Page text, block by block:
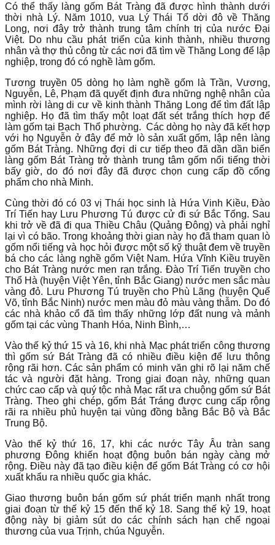
Có thể thấy làng gốm Bát Tràng đã được hình thành dưới
thời nhà Lý. Năm 1010, vua Lý Thái Tổ dời đô về Thăng
Long, nơi đây trở thành trung tâm chính trị của nước Đại
Việt. Do nhu cầu phát triển của kinh thành, nhiều thương
nhân và thợ thủ công từ các nơi đã tìm về Thăng Long để lập
nghiệp, trong đó có nghề làm gốm.
Tương truyền 05 dòng họ làm nghề gốm là Trần, Vương,
Nguyễn, Lê, Phạm đã quyết định đưa những nghệ nhân của
mình rời làng di cư về kinh thành Thăng Long để tìm đất lập
nghiệp. Họ đã tìm thấy một loạt đất sét trắng thích hợp để
làm gốm tại Bạch Thổ phường. Các dòng họ này đã kết hợp
với họ Nguyễn ở đây để mở lò sản xuất gốm, lập nên làng
gốm Bát Tràng. Những đợi di cư tiếp theo đã dần dần biến
làng gốm Bát Tràng trở thành trung tâm gốm nổi tiếng thời
bấy giờ, do đó nơi đây đã được chọn cung cấp đồ cống
phẩm cho nhà Minh.
Cùng thời đó có 03 vị Thái học sinh là Hứa Vinh Kiều, Đào
Trí Tiến hay Lưu Phương Tú được cử đi sứ Bắc Tống. Sau
khi trở về đã đi qua Thiều Châu (Quảng Đông) và phải nghỉ
lại vì có bão. Trong khoảng thời gian này họ đã tham quan lò
gốm nổi tiếng và học hỏi được một số kỹ thuật đem về truyền
bá cho các làng nghề gốm Việt Nam. Hứa Vĩnh Kiều truyền
cho Bát Tràng nước men rạn trắng. Đào Trí Tiến truyền cho
Thổ Hà (huyện Việt Yên, tỉnh Bắc Giang) nước men sắc màu
vàng đỏ. Lưu Phương Tú truyền cho Phù Lãng (huyện Quế
Võ, tỉnh Bắc Ninh) nước men màu đỏ màu vàng thẫm. Do đó
các nhà khảo cổ đã tìm thấy những lớp đất nung và mảnh
gốm tại các vùng Thanh Hóa, Ninh Bình,…
Vào thế kỷ thứ 15 và 16, khi nhà Mạc phát triển công thương
thì gốm sứ Bát Tràng đã có nhiều điều kiện để lưu thông
rộng rãi hơn. Các sản phẩm có minh văn ghi rõ lại năm chế
tác và người đặt hàng. Trong giai đoạn này, những quan
chức cao cấp và quý tộc nhà Mạc rất ưa chuộng gốm sứ Bát
Tràng. Theo ghi chép, gốm Bát Tráng được cung cấp rộng
rãi ra nhiều phủ huyện tại vùng đồng bằng Bắc Bộ và Bắc
Trung Bộ.
Vào thế kỷ thứ 16, 17, khi các nước Tây Âu tràn sang
phương Đông khiến hoạt động buôn bán ngày càng mở
rộng. Điều này đã tạo điều kiện để gốm Bát Tràng có cơ hội
xuất khẩu ra nhiều quốc gia khác.
Giao thương buôn bán gốm sứ phát triển mạnh nhất trong
giai đoạn từ thế kỷ 15 đến thế kỷ 18. Sang thế kỷ 19, hoạt
động này bị giảm sút do các chính sách hạn chế ngoại
thương của vua Trịnh, chúa Nguyễn.